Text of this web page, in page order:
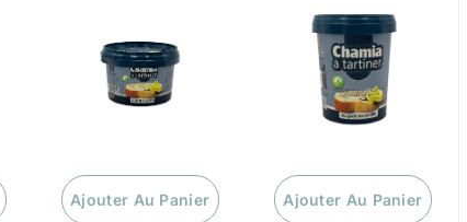
Ajouter Au Panier Ajouter Au Panier